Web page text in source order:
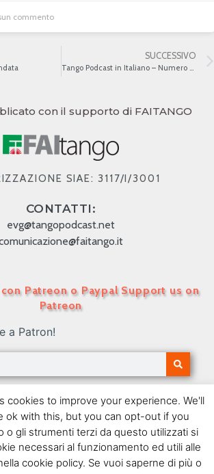
commento
SUCCESSIVO
con il supporto di FAITANGO
SIAE: 3117/I/3001
CONTATTI:
evg@tangopodcast.net
Patreon o Paypal Support us on
Patreon
a Patron!
in Italiano – Numero 400 –
Gigolò
SU FACEBOOK
cookies to improve your experience. We'll
ok with this, but you can opt-out if you
o gli strumenti terzi da questo utilizzati si
necessari al funzionamento ed utili alle
cookie policy. Se vuoi saperne di più o